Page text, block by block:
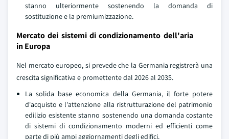
stanno ulteriormente sostenendo la domanda di
sostituzione e la premiumizzazione.
Mercato dei sistemi di condizionamento dell'aria
in Europa
Nel mercato europeo, si prevede che la Germania registrerà una
crescita significativa e promettente dal 2026 al 2035.
La solida base economica della Germania, il forte potere
d'acquisto e l'attenzione alla ristrutturazione del patrimonio
edilizio esistente stanno sostenendo una domanda costante
di sistemi di condizionamento moderni ed efficienti come
parte di più ampi aggiornamenti degli edifici.